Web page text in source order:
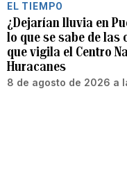
EL TIEMPO
¿Dejarían lluvia en
lo que se sabe de
que vigila el Centro
Huracanes
8 de agosto de 2026 a